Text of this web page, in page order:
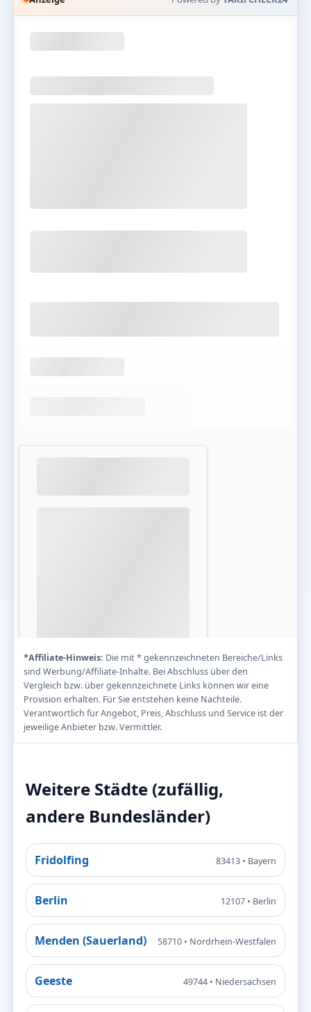
*Affiliate-Hinweis: Die mit * gekennzeichneten Bereiche/Links
sind Werbung/Affiliate-Inhalte. Bei Abschluss über den
Vergleich bzw. über gekennzeichnete Links können wir eine
Provision erhalten. Für Sie entstehen keine Nachteile.
Verantwortlich für Angebot, Preis, Abschluss und Service ist der
jeweilige Anbieter bzw. Vermittler.
Weitere Städte (zufällig,
andere Bundesländer)
Fridolfing 83413 • Bayern
Berlin 12107 • Berlin
Menden (Sauerland) 58710 • Nordrhein-Westfalen
Geeste 49744 • Niedersachsen